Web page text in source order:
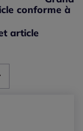
conforme à
article